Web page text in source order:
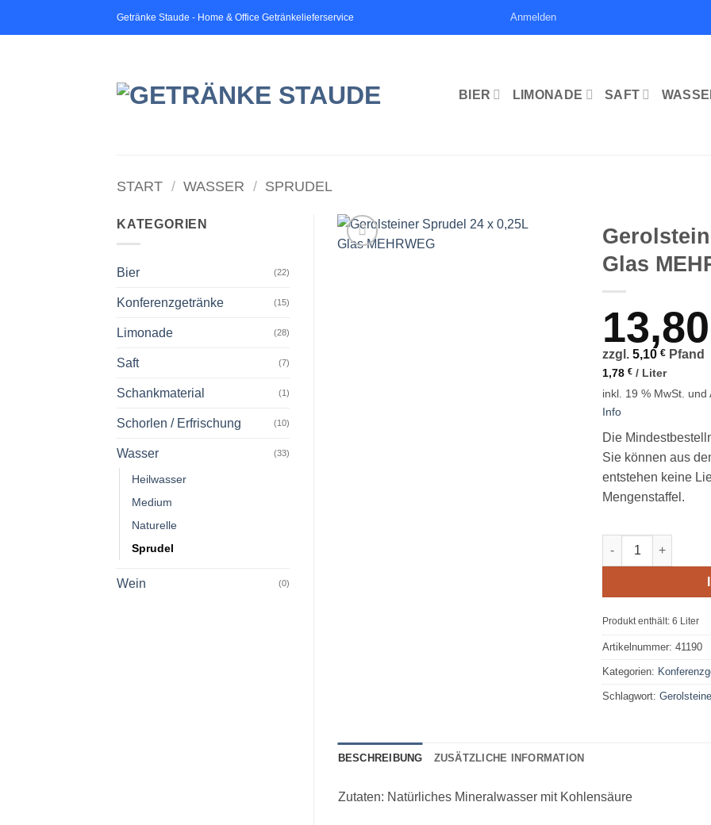
Getränke Staude - Home & Office Getränkelieferservice Anmelden
BIER LIMONADE SAFT
START / WASSER / SPRUDEL
KATEGORIEN
Bier (22)
Konferenzgetränke (15)
Limonade (28)
Saft (7)
Schankmaterial (1)
Schorlen / Erfrischung (10)
Wasser (33)
Heilwasser
Medium
Naturelle
Sprudel
Wein (0)
Glas
zzgl.5,10€ Pfand
1,78€ / Liter
inkl. 19 % MwSt. und
Info
Die
Sie können aus
entstehen keine
Mengenstaffel.
Produkt enthält: 6 Liter
Artikelnummer:41190
Kategorien:
Schlagwort:
BESCHREIBUNG ZUSÄTZLICHE INFORMATION
Zutaten: Natürliches Mineralwasser mit Kohlensäure